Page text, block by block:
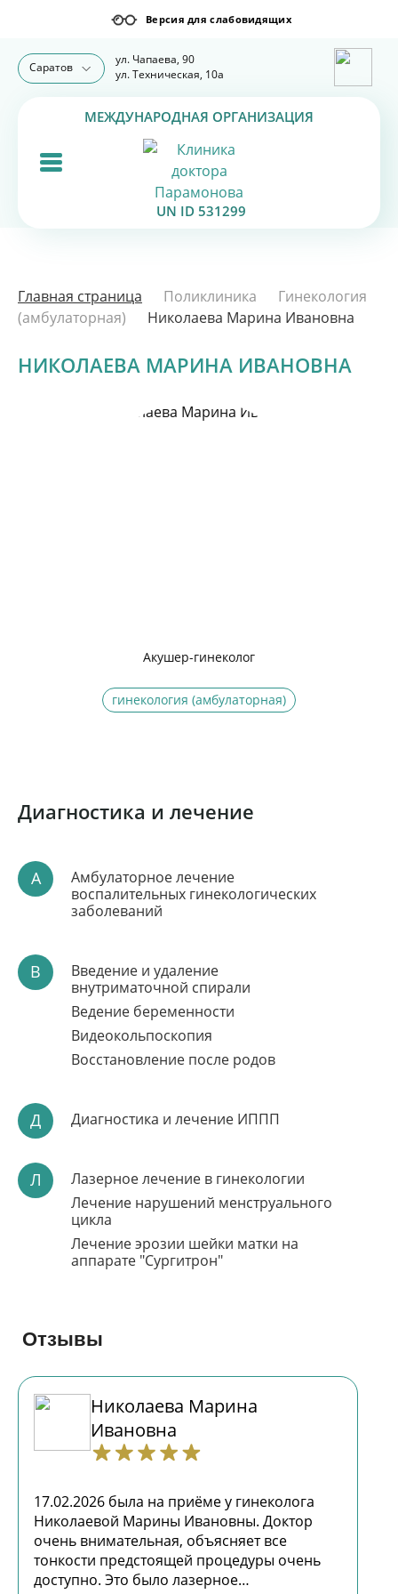
Саратов
ул. Чапаева, 90
ул. Техническая, 10а
МЕЖДУНАРОДНАЯ ОРГАНИЗАЦИЯ
UN ID 531299
Главная страница Поликлиника
Гинекология
(амбулаторная)
Николаева Марина Ивановна
НИКОЛАЕВА МАРИНА ИВАНОВНА
Акушер-гинеколог
гинекология (амбулаторная)
Диагностика и лечение
А
Амбулаторное лечение
воспалительных гинекологических
заболеваний
В
Введение и удаление
внутриматочной спирали
Ведение беременности
Видеокольпоскопия
Восстановление после родов
Д Диагностика и лечение ИППП
Л
Лазерное лечение в гинекологии
Лечение нарушений менструального
цикла
Лечение эрозии шейки матки на
аппарате "Сургитрон"
Отзывы
Николаева Марина
Ивановна
17.02.2026 была на приёме у гинеколога
Николаевой Марины Ивановны. Доктор
очень внимательная, объясняет все
тонкости предстоящей процедуры очень
доступно. Это было лазерное